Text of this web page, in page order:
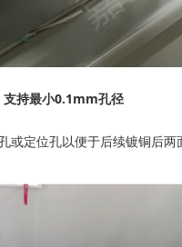
支持最小0.1mm孔径
或定位孔以便于后续镀铜后两